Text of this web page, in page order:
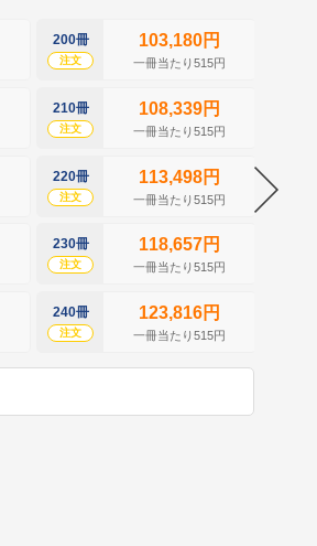
200冊
注文
103,180円
一冊当たり515円
210冊
注文
108,339円
一冊当たり515円
220冊
注文
113,498円
一冊当たり515円
230冊
注文
118,657円
一冊当たり515円
240冊
注文
123,816円
一冊当たり515円